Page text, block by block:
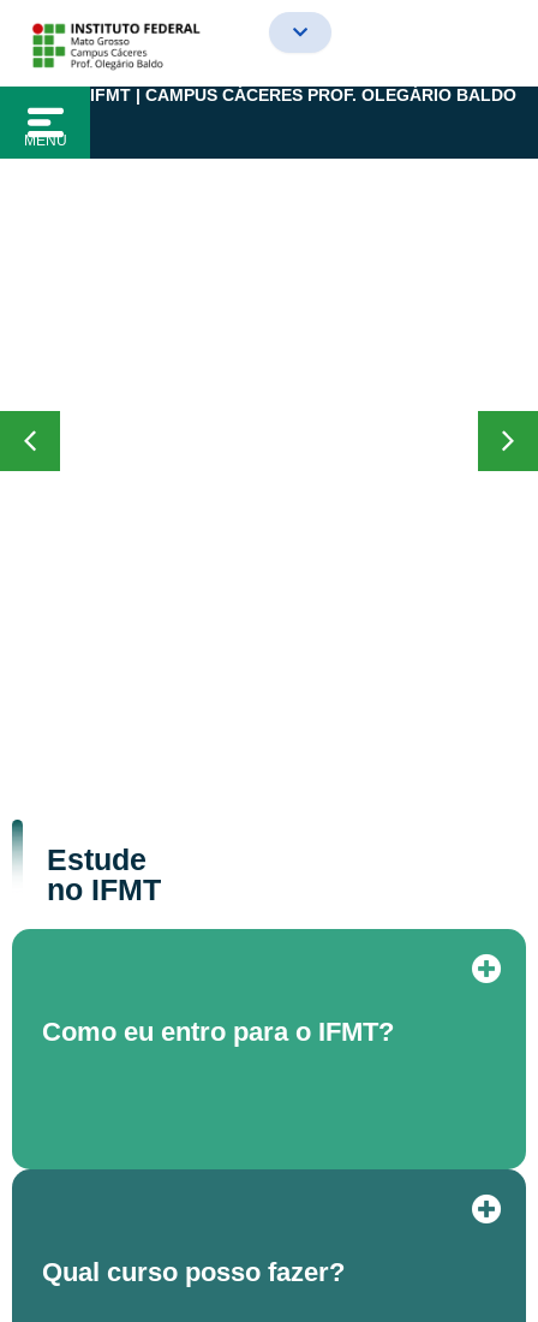
para
MENU
IFMT | CAMPUS CÁCERES PROF. OLEGÁRIO BALDO
Estude
no IFMT
Como eu entro para o IFMT?
Qual curso posso fazer?